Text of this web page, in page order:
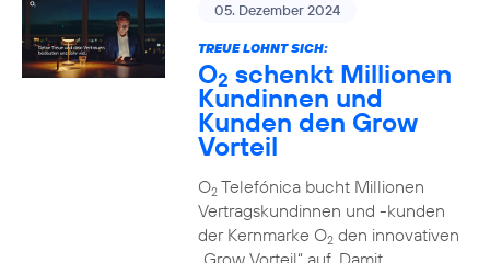
05. Dezember 2024
TREUE LOHNT SICH:
O2 schenkt Millionen
Kundinnen und
Kunden den Grow
Vorteil
O2Telefónica bucht Millionen
Vertragskundinnen und -kunden
der Kernmarke O2den innovativen
„Grow Vorteil“ auf. Damit